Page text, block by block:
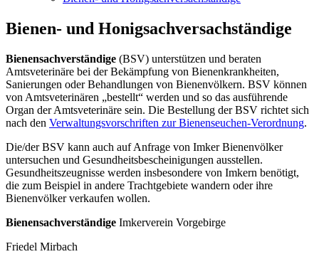
Bienen- und Honigsachversachständige
Bienensachverständige (BSV) unterstützen und beraten
Amtsveterinäre bei der Bekämpfung von Bienenkrankheiten,
Sanierungen oder Behandlungen von Bienenvölkern. BSV können
von Amtsveterinären „bestellt“ werden und so das ausführende
Organ der Amtsveterinäre sein. Die Bestellung der BSV richtet sich
nach den Verwaltungsvorschriften zur Bienenseuchen-Verordnung.
Die/der BSV kann auch auf Anfrage von Imker Bienenvölker
untersuchen und Gesundheitsbescheinigungen ausstellen.
Gesundheitszeugnisse werden insbesondere von Imkern benötigt,
die zum Beispiel in andere Trachtgebiete wandern oder ihre
Bienenvölker verkaufen wollen.
Bienensachverständige Imkerverein Vorgebirge
Friedel Mirbach